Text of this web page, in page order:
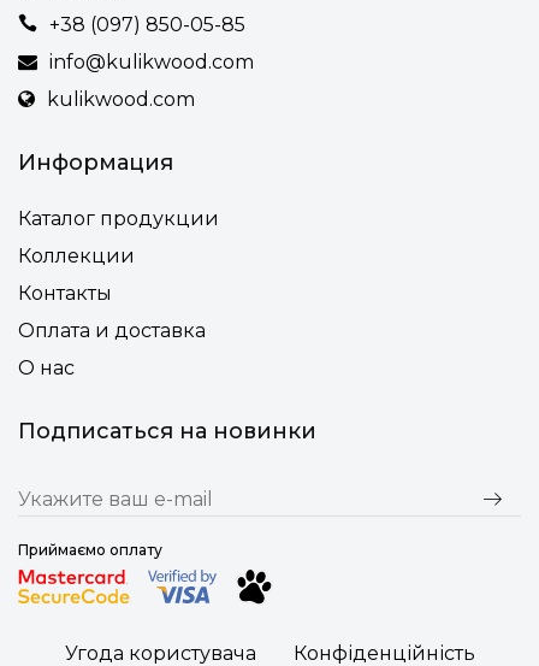
+38 (097) 850-05-85
info@kulikwood.com
kulikwood.com
Информация
Каталог продукции
Коллекции
Контакты
Оплата и доставка
О нас
Подписаться на новинки
Приймаємо оплату
Угода користувача Конфіденційність